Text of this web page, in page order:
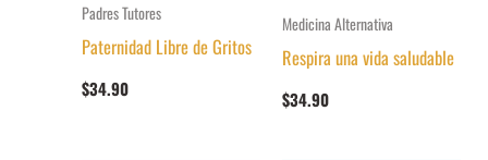
Padres Tutores
Paternidad Libre de Gritos
$34.90
Medicina Alternativa
Respira una vida saludable
$34.90